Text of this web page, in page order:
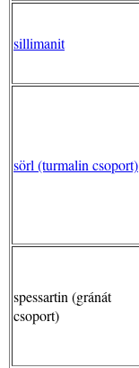
sillimanit
sörl (turmalin csoport)
spessartin (gránát
csoport)